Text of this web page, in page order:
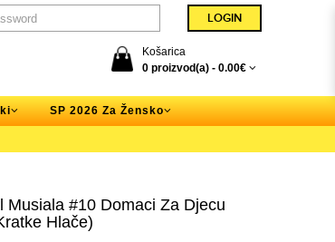
Košarica
0 proizvod(a) - 0.00€
SP 2026 Za Žensko
Musiala #10 Domaci Za Djecu
Hlače)